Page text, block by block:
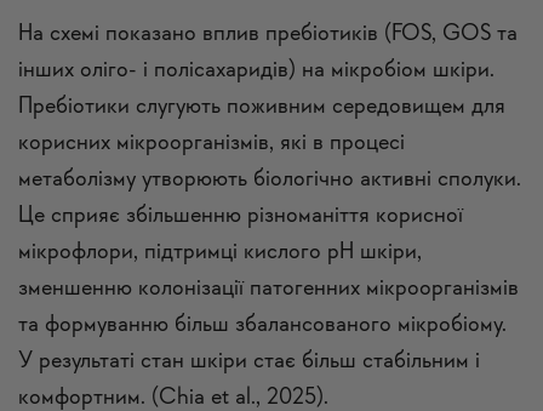
На схемі показано вплив пребіотиків (FOS, GOS та
інших оліго- і полісахаридів) на мікробіом шкіри.
Пребіотики слугують поживним середовищем для
корисних мікроорганізмів, які в процесі
метаболізму утворюють біологічно активні сполуки.
Це сприяє збільшенню різноманіття корисної
мікрофлори, підтримці кислого pH шкіри,
зменшенню колонізації патогенних мікроорганізмів
та формуванню більш збалансованого мікробіому.
У результаті стан шкіри стає більш стабільним і
комфортним. (Chia et al., 2025).